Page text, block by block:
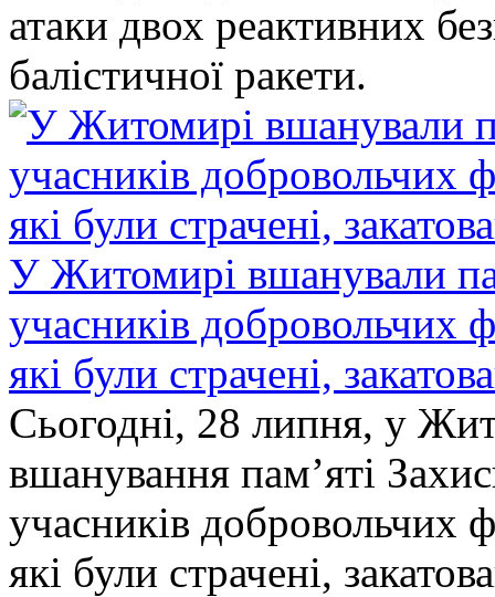
атаки двох реактивних
балістичної ракети.
У Житомирі вшанували
учасників добровольчих
які були страчені,
Сьогодні, 28 липня, у
вшанування пам’яті
учасників добровольчих
які були страчені,